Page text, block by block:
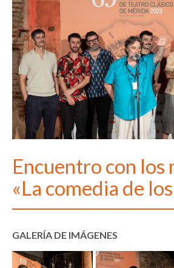
Encuentro con los
«La comedia de
GALERÍA DE IMÁGENES